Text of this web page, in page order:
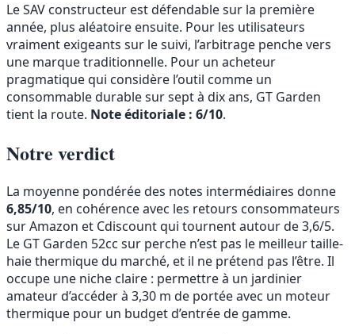
Le SAV constructeur est défendable sur la première
année, plus aléatoire ensuite. Pour les utilisateurs
vraiment exigeants sur le suivi, l’arbitrage penche vers
une marque traditionnelle. Pour un acheteur
pragmatique qui considère l’outil comme un
consommable durable sur sept à dix ans, GT Garden
tient la route. Note éditoriale : 6/10.
Notre verdict
La moyenne pondérée des notes intermédiaires donne
6,85/10, en cohérence avec les retours consommateurs
sur Amazon et Cdiscount qui tournent autour de 3,6/5.
Le GT Garden 52cc sur perche n’est pas le meilleur taille-
haie thermique du marché, et il ne prétend pas l’être. Il
occupe une niche claire : permettre à un jardinier
amateur d’accéder à 3,30 m de portée avec un moteur
thermique pour un budget d’entrée de gamme.